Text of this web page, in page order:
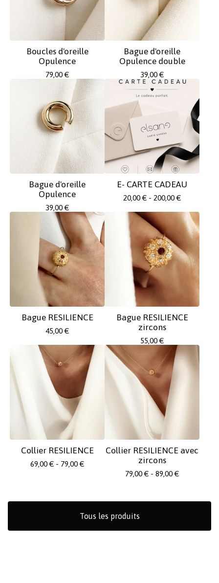
Boucles d'oreille
Opulence
79,00 €
Bague d'oreille
Opulence double
39,00 €
Bague d'oreille
Opulence
39,00 €
E- CARTE CADEAU
20,00 € - 200,00 €
Bague RESILIENCE
45,00 €
Bague RESILIENCE
zircons
55,00 €
Collier RESILIENCE
69,00 € - 79,00 €
Collier RESILIENCE avec
zircons
79,00 € - 89,00 €
Tous les produits